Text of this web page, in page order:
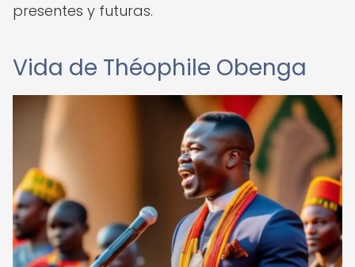
presentes y futuras.
Vida de Théophile Obenga